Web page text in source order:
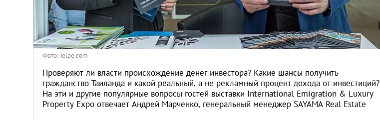
Паттайя
Пхукет
Санкт-Петербург
Фото: ielpe.com
Проверяют ли власти происхождение денег инвестора? Какие шансы получить
гражданство Таиланда и какой реальный, а не рекламный процент дохода от инвестиций?
На эти и другие популярные вопросы гостей выставки International Emigration & Luxury
Property Expo отвечает Андрей Марченко, генеральный менеджер SAYAMA Real Estate